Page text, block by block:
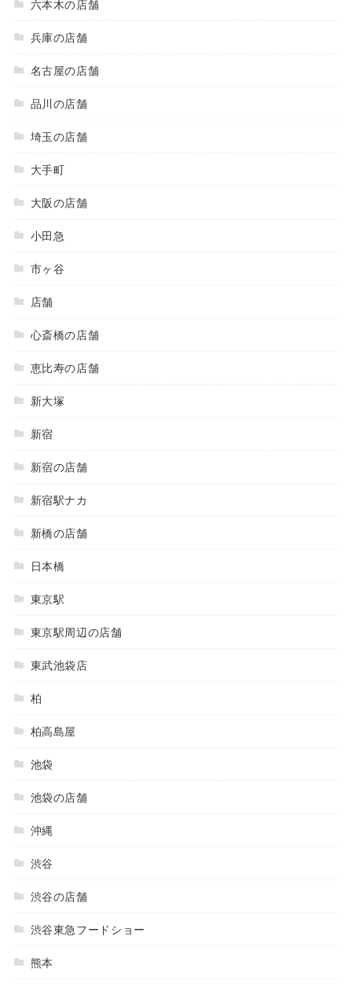
六本木の店舗
兵庫の店舗
名古屋の店舗
品川の店舗
埼玉の店舗
大手町
大阪の店舗
小田急
市ヶ谷
店舗
心斎橋の店舗
恵比寿の店舗
新大塚
新宿
新宿の店舗
新宿駅ナカ
新橋の店舗
日本橋
東京駅
東京駅周辺の店舗
東武池袋店
柏
柏高島屋
池袋
池袋の店舗
沖縄
渋谷
渋谷の店舗
渋谷東急フードショー
熊本